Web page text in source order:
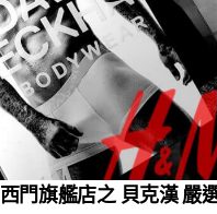
門旗艦店之 貝克漢 嚴